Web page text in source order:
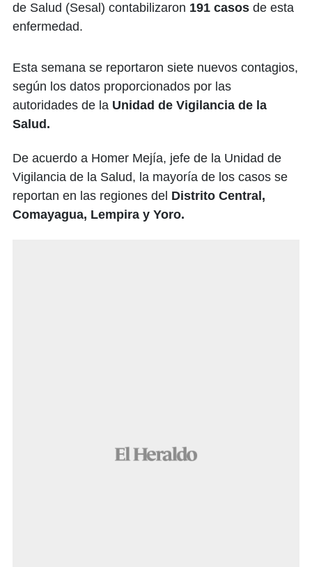
de Salud (Sesal) contabilizaron 191 casos de esta
enfermedad.
Esta semana se reportaron siete nuevos contagios,
según los datos proporcionados por las
autoridades de la Unidad de Vigilancia de la
Salud.
De acuerdo a Homer Mejía, jefe de la Unidad de
Vigilancia de la Salud, la mayoría de los casos se
reportan en las regiones del Distrito Central,
Comayagua, Lempira y Yoro.